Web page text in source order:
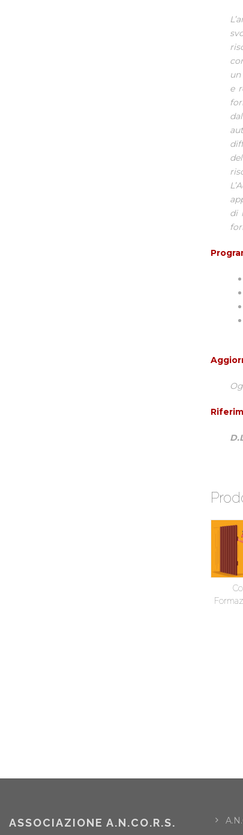
e
di
ASSOCIAZIONE A.N.CO.R.S.